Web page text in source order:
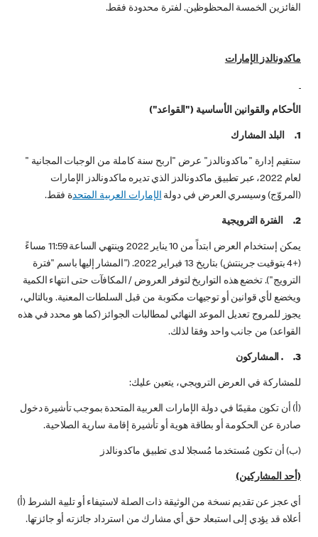
الفائزين الخمسة المحظوظين. لفترة محدودة فقط.
ماكدونالدز الإمارات
الأحكام والقوانين الأساسية ("القواعد")
1. البلد المشارك
ستقيم إدارة "ماكدونالدز" عرض "اربح سنة كاملة من الوجبات المجانية "
لعام 2022، عبر تطبيق ماكدونالدز الذي تديره ماكدونالدز الإمارات
(المروّج) وسيسري العرض في دولة الإمارات العربية المتحدة فقط.
2. الفترة الترويجية
يمكن إستخدام العرض ابتداً من 10 يناير 2022 وينتهي الساعة 11:59 مساءً
(+4 بتوقيت جرينتش) بتاريخ 13 فبراير 2022. ("المشار إليها باسم "فترة
الترويج"). تخضع هذه التواريخ لتوفر العروض / المكافآت حتى انتهاء الكمية
ويخضع لأي قوانين أو توجيهات مكتوبة من قبل السلطات المعنية. وبالتالي،
يجوز للمروج تعديل الموعد النهائي لمطالبات الجوائز (كما هو محدد في هذه
القواعد) من جانب واحد وفقا لذلك.
3. . المشاركون
للمشاركة في العرض الترويجي، يتعين عليك:
(أ) أن تكون مقيمًا في دولة الإمارات العربية المتحدة بموجب تأشيرة دخول
صادرة عن الحكومة أو بطاقة هوية أو تأشيرة إقامة سارية الصلاحية.
(ب) أن تكون مُستخدما مُسجلا لدى تطبيق ماكدونالدز
(أحد المشاركين)
أي عجز عن تقديم نسخة من الوثيقة ذات الصلة لاستيفاء أو تلبية الشرط (أ)
أعلاه قد يؤدي إلى استبعاد حق أي مشارك من استرداد جائزته أو جائزتها.